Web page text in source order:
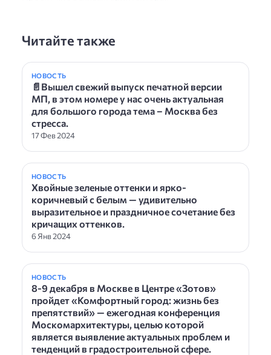
Читайте также
НОВОСТЬ
📄Вышел свежий выпуск печатной версии
МП, в этом номере у нас очень актуальная
для большого города тема – Москва без
стресса.
17 Фев 2024
НОВОСТЬ
Хвойные зеленые оттенки и ярко-
коричневый с белым — удивительно
выразительное и праздничное сочетание без
кричащих оттенков.
6 Янв 2024
НОВОСТЬ
8-9 декабря в Москве в Центре «Зотов»
пройдет «Комфортный город: жизнь без
препятствий» — ежегодная конференция
Москомархитектуры, целью которой
является выявление актуальных проблем и
тенденций в градостроительной сфере.